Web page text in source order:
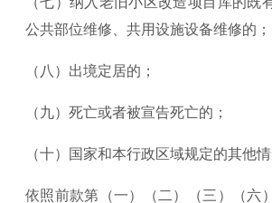
公共部位维修、共用设施设备维修的；
（八）出境定居的；
（九）死亡或者被宣告死亡的；
（十）国家和本行政区域规定的其他情
依照前款第（一）（二）（三）（六